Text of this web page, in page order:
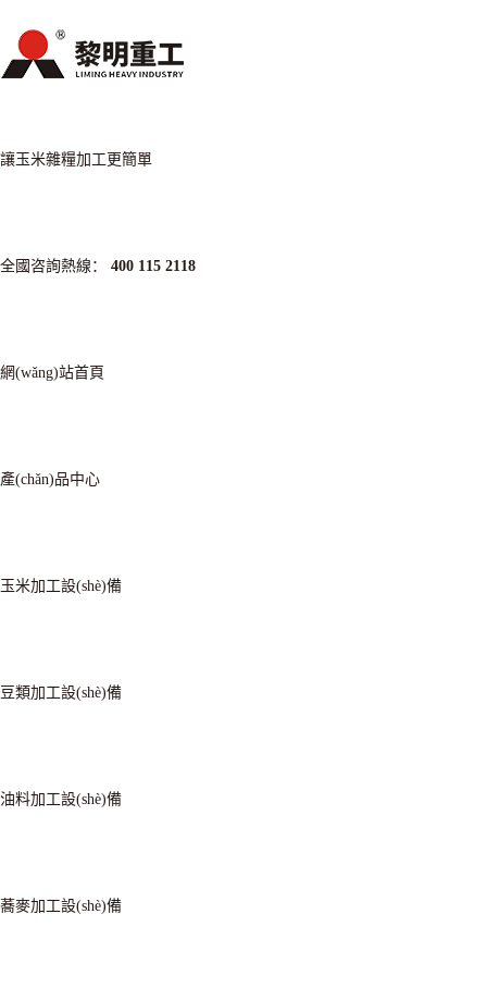
讓玉米雜糧加工更簡單
全國咨詢熱線： 400 115 2118
網(wǎng)站首頁
產(chǎn)品中心
玉米加工設(shè)備
豆類加工設(shè)備
油料加工設(shè)備
蕎麥加工設(shè)備